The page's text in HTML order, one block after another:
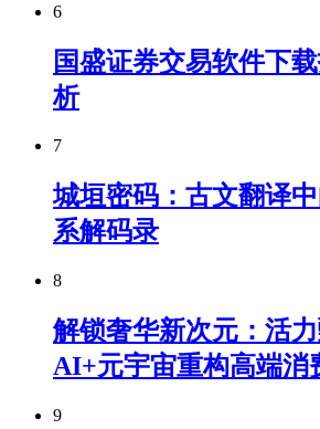
6
国盛证券交易软件下
析
7
城垣密码：古文翻译
系解码录
8
解锁奢华新次元：活
AI+元宇宙重构高端消
9